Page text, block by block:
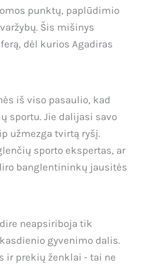
punktų, paplūdimio
Šis mišinys
dėl kurios Agadiras
iš viso pasaulio, kad
sportu. Jie dalijasi savo
užmezga tvirtą ryšį.
sporto ekspertas, ar
banglentininkų jausitės
neapsiriboja tik
gyvenimo dalis.
ir prekių ženklai - tai ne